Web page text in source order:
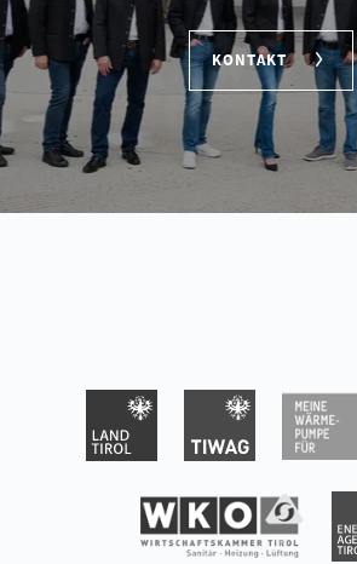
KONTAKT